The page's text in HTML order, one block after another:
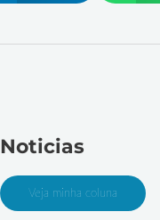
Noticias
Veja minha coluna